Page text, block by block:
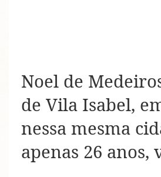
Noel de
de Vila Isabel,
nessa mesma
apenas 26